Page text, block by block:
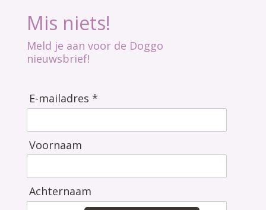
Mis niets!
Meld je aan voor de Doggo
nieuwsbrief!
E-mailadres *
Voornaam
Achternaam